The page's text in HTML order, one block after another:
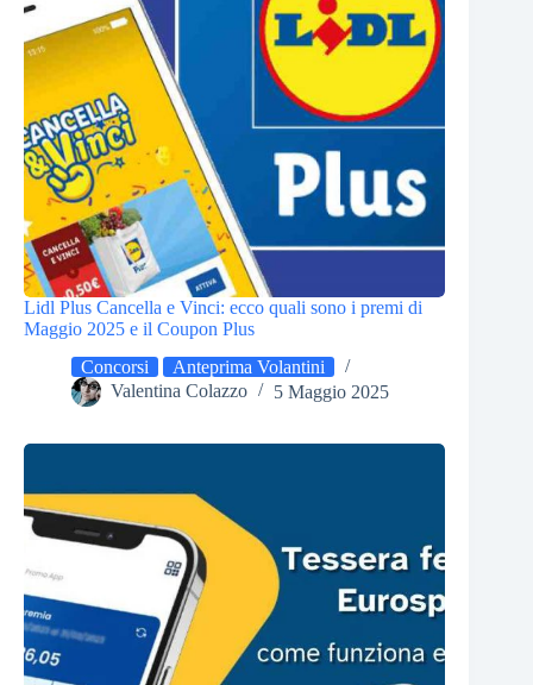
Lidl Plus Cancella e Vinci: ecco quali sono i premi di
Maggio 2025 e il Coupon Plus
Concorsi
Anteprima Volantini
Valentina Colazzo
5 Maggio 2025